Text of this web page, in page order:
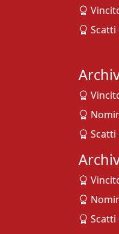
Scatti
Scatti
Scatti